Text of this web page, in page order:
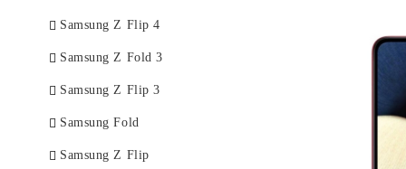
Samsung Z Flip 4
Samsung Z Fold 3
Samsung Z Flip 3
Samsung Fold
Samsung Z Flip